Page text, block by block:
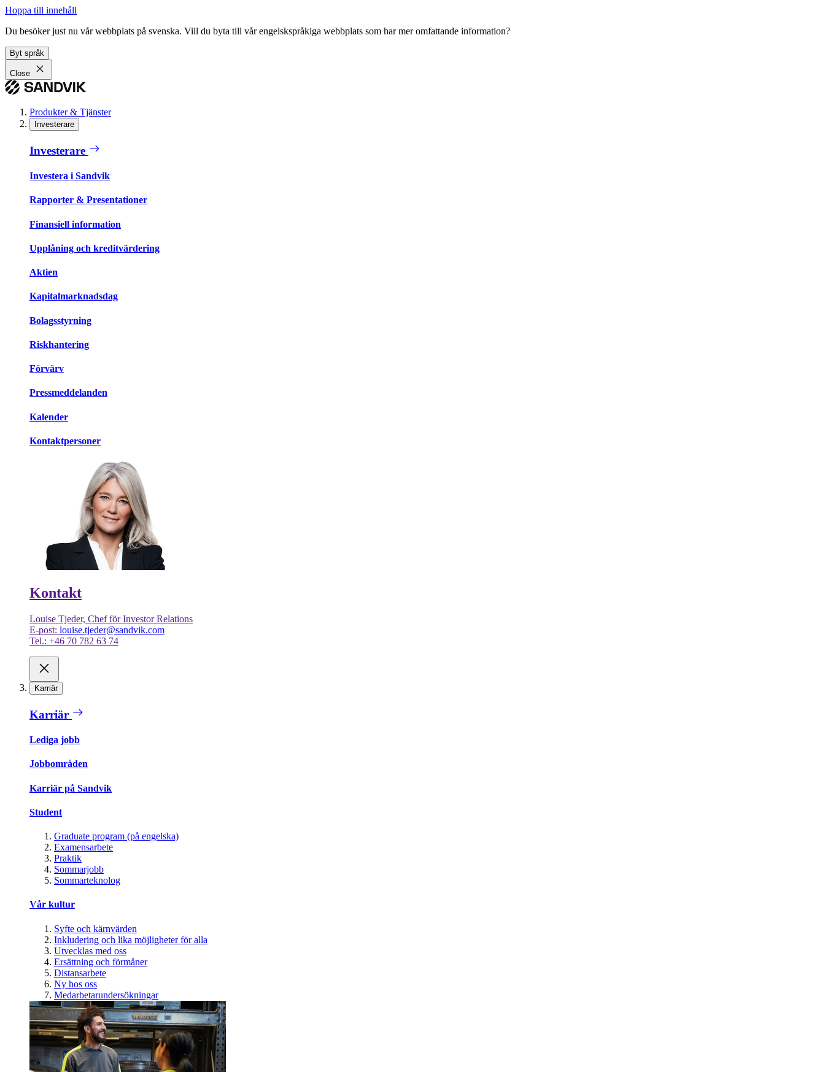
Hoppa till innehåll
Du besöker just nu vår webbplats på svenska. Vill du byta till vår engelskspråkiga webbplats som har mer omfattande information?
Byt språk
Close
Produkter & Tjänster
Investerare
Investerare
Investera i Sandvik
Rapporter & Presentationer
Finansiell information
Upplåning och kreditvärdering
Aktien
Kapitalmarknadsdag
Bolagsstyrning
Riskhantering
Förvärv
Pressmeddelanden
Kalender
Kontaktpersoner
Kontakt
Louise Tjeder, Chef för Investor Relations
E-post: louise.tjeder@sandvik.com
Tel.: +46 70 782 63 74
Karriär
Karriär
Lediga jobb
Jobbområden
Karriär på Sandvik
Student
Graduate program (på engelska)
Examensarbete
Praktik
Sommarjobb
Sommarteknolog
Vår kultur
Syfte och kärnvärden
Inkludering och lika möjligheter för alla
Utvecklas med oss
Ersättning och förmåner
Distansarbete
Ny hos oss
Medarbetarundersökningar